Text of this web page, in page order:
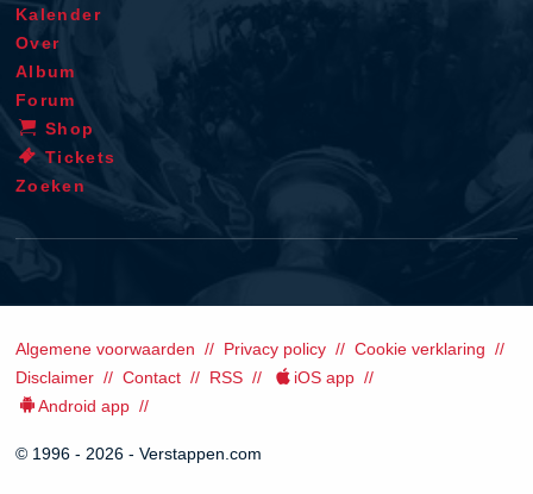
Kalender
Over
Album
Forum
Shop
Tickets
Zoeken
Algemene voorwaarden Privacy policy
Cookie verklaring
Disclaimer
Contact RSS
iOS app
Android app
© 1996 - 2026 - Verstappen.com